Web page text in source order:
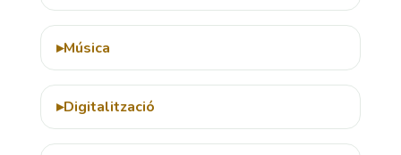
Música
Digitalització